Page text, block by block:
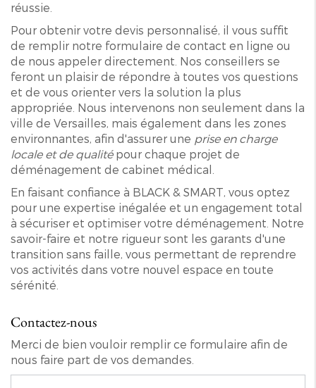
réussie.
Pour obtenir votre devis personnalisé, il vous suffit
de remplir notre formulaire de contact en ligne ou
de nous appeler directement. Nos conseillers se
feront un plaisir de répondre à toutes vos questions
et de vous orienter vers la solution la plus
appropriée. Nous intervenons non seulement dans la
ville de Versailles, mais également dans les zones
environnantes, afin d'assurer une prise en charge
locale et de qualitépour chaque projet de
déménagement de cabinet médical.
En faisant confiance à BLACK & SMART, vous optez
pour une expertise inégalée et un engagement total
à sécuriser et optimiser votre déménagement. Notre
savoir-faire et notre rigueur sont les garants d'une
transition sans faille, vous permettant de reprendre
vos activités dans votre nouvel espace en toute
sérénité.
Contactez-nous
Merci de bien vouloir remplir ce formulaire afin de
nous faire part de vos demandes.